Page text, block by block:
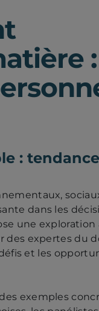
:
:
dans les
une
des expertes du
et les
exemples